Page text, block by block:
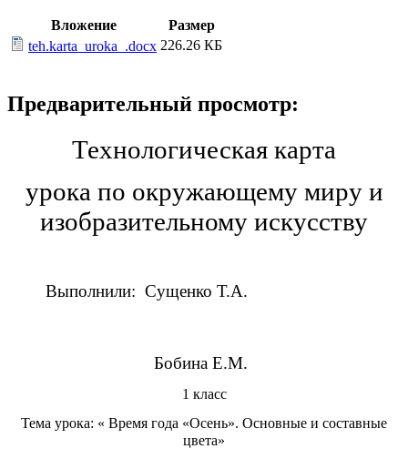
Вложение
Размер
teh.karta_uroka_.docx 226.26 КБ
Предварительный просмотр:
Технологическая карта
урока по окружающему миру и
изобразительному искусству
Выполнили: Сущенко Т.А.
Бобина Е.М.
1 класс
Тема урока: « Время года «Осень». Основные и составные
цвета»